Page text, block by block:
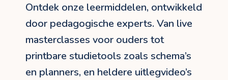
Ontdek onze leermiddelen, ontwikkeld
door pedagogische experts. Van live
masterclasses voor ouders tot
printbare studietools zoals schema’s
en planners, en heldere uitlegvideo’s